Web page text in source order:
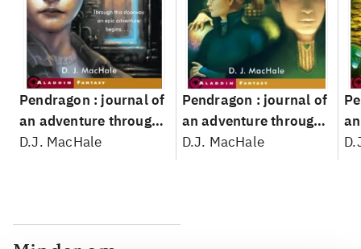
Pendragon : journal of
an adventure through
time and space. book
D.J. MacHale
Pendragon : journal of
an adventure through
time and space. book
D.J. MacHale